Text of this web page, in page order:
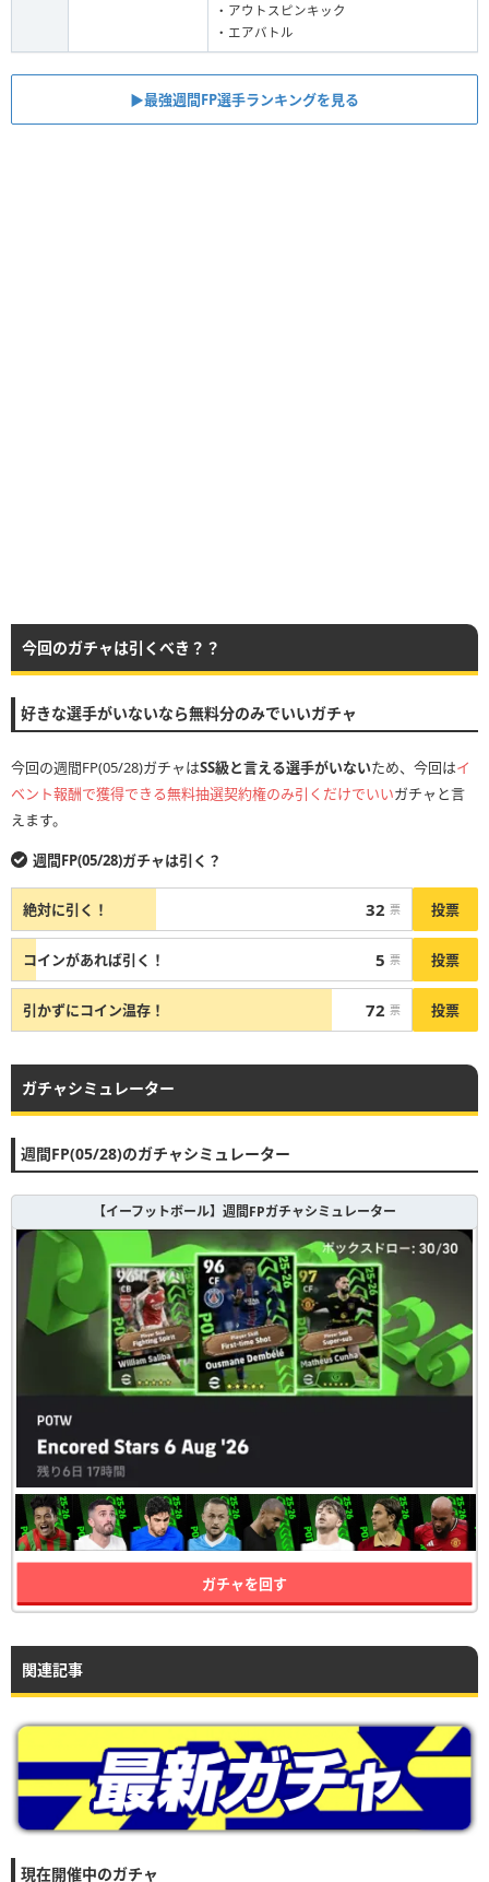
・アウトスピンキック
・エアバトル
▶︎最強週間FP選手ランキングを見る
今回のガチャは引くべき？？
好きな選手がいないなら無料分のみでいいガチャ
今回の週間FP(05/28)ガチャはSS級と言える選手がいないため、今回はイ
ベント報酬で獲得できる無料抽選契約権のみ引くだけでいいガチャと言
えます。
週間FP(05/28)ガチャは引く？
絶対に引く！ 32 票 投票
コインがあれば引く！ 5 票 投票
引かずにコイン温存！ 72 票 投票
ガチャシミュレーター
週間FP(05/28)のガチャシミュレーター
【イーフットボール】週間FPガチャシミュレーター
ガチャを回す
関連記事
現在開催中のガチャ